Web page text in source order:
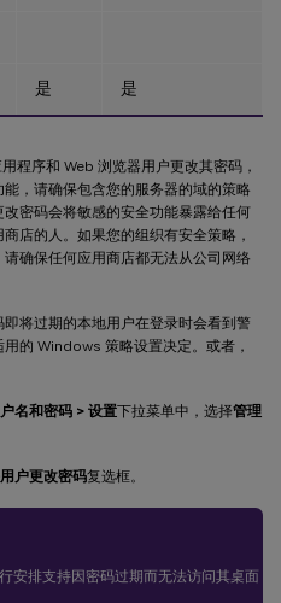
是 是
程序和 Web 浏览器用户更改其密码，
，请确保包含您的服务器的域的策略
密码会将敏感的安全功能暴露给任何
店的人。如果您的组织有安全策略，
确保任何应用商店都无法从公司网络
将过期的本地用户在登录时会看到警
的 Windows 策略设置决定。或者，
名和密码 > 设置下拉菜单中，选择管理
户更改密码复选框。
安排支持因密码过期而无法访问其桌面